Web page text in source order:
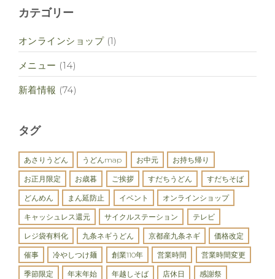
カテゴリー
オンラインショップ(1)
メニュー (14)
新着情報 (74)
タグ
あさりうどん うどんmap お中元 お持ち帰り
お正月限定 お歳暮 ご挨拶 すだちうどん すだちそば
どんめん まん延防止 イベント オンラインショップ
キャッシュレス還元 サイクルステーション テレビ
レジ袋有料化 九条ネギうどん 京都産九条ネギ 価格改定
催事 冷やしつけ麺 創業110年 営業時間 営業時間変更
季節限定 年末年始 年越しそば 店休日 感謝祭